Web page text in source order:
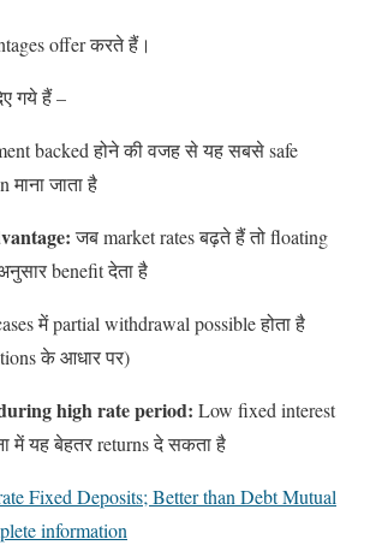
offer करते हैं।
गये हैं –
backed होने की वजह से यह सबसे safe
माना जाता है
जब market rates बढ़ते हैं तो floating
benefit देता है
में partial withdrawal possible होता है
के आधार पर)
high rate period: Low fixed interest
में यह बेहतर returns दे सकता है
Fixed Deposits; Better than Debt Mutual
information